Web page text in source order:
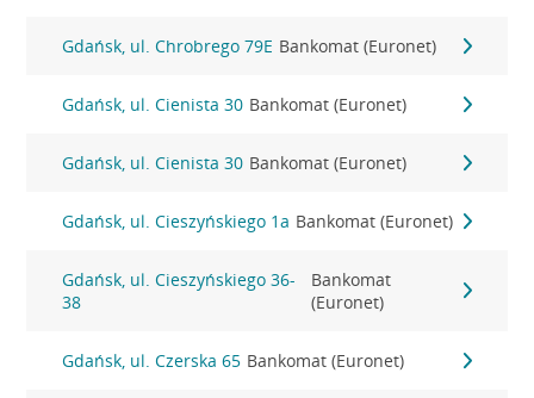
Gdańsk, ul. Chrobrego 79E Bankomat (Euronet)
Gdańsk, ul. Cienista 30 Bankomat (Euronet)
Gdańsk, ul. Cienista 30 Bankomat (Euronet)
Gdańsk, ul. Cieszyńskiego 1a Bankomat (Euronet)
Gdańsk, ul. Cieszyńskiego 36-
38
Bankomat
(Euronet)
Gdańsk, ul. Czerska 65 Bankomat (Euronet)